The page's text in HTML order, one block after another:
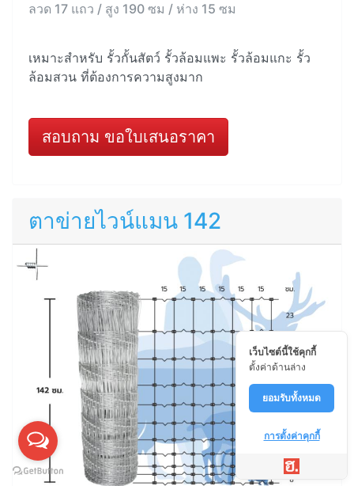
ลวด 17 แถว / สูง 190 ซม / ห่าง 15 ซม
เหมาะสำหรับ รั้วกั้นสัตว์ รั้วล้อมแพะ รั้วล้อมแกะ รั้ว
ล้อมสวน ที่ต้องการความสูงมาก
สอบถาม ขอใบเสนอราคา
ตาข่ายไวน์แมน 142
เว็บไซต์นี้ใช้คุกกี้
ตั้งค่าด้านล่าง
ยอมรับทั้งหมด
การตั้งค่าคุกกี้